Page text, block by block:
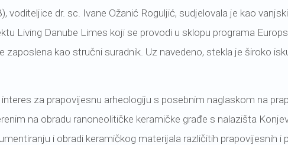
voditeljice dr. sc. Ivane Ožanić Roguljić, sudjelovala je kao
Living Danube Limes koji se provodi u sklopu programa
zaposlena kao stručni suradnik. Uz navedeno, stekla je široko
za prapovijesnu arheologiju s posebnim naglaskom na
na obradu ranoneolitičke keramičke građe s nalazišta
i obradi keramičkog materijala različitih prapovijesnih i